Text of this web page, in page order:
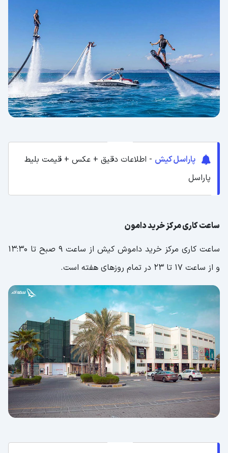
پاراسل کیش - اطلاعات دقیق + عکس + قیمت بلیط
پاراسل
ساعت کاری مرکز خرید دامون
ساعت کاری مرکز خرید داموش کیش از ساعت ۹ صبح تا ۱۳:۳۰
و از ساعت ۱۷ تا ۲۳ در تمام ‌روزهای هفته است.